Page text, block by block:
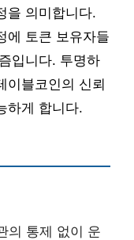
을 의미합니다.
에 토큰 보유자들
입니다. 투명하
이블코인의 신뢰
하게 합니다.
의 통제 없이 운